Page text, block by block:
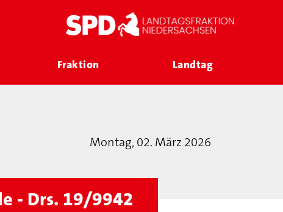
Fraktion Landtag
Montag, 02. März 2026
- Drs. 19/9942